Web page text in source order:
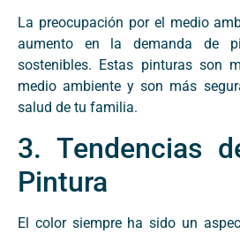
La preocupación por el medio
aumento en la demanda de
sostenibles. Estas pinturas son
medio ambiente y son más
salud de tu familia.
3. Tendencias
Pintura
El color siempre ha sido un